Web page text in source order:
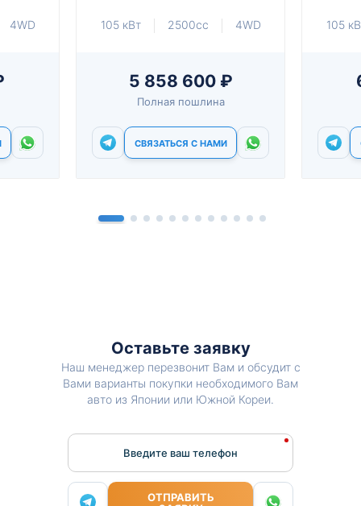
4WD 105 кВт 2500cc 4WD
5 858 600 ₽
Полная пошлина
СВЯЗАТЬСЯ С НАМИ
105
Оставьте заявку
Наш менеджер перезвонит Вам и обсудит с
Вами варианты покупки необходимого Вам
авто из Японии или Южной Кореи.
Введите ваш телефон
ОТПРАВИТЬ